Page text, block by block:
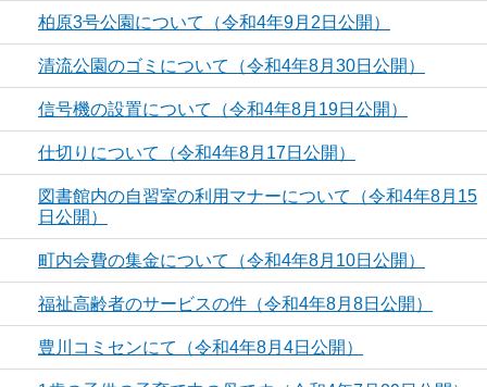
柏原3号公園について（令和4年9月2日公開）
清流公園のゴミについて（令和4年8月30日公開）
信号機の設置について（令和4年8月19日公開）
仕切りについて（令和4年8月17日公開）
図書館内の自習室の利用マナーについて（令和4年8月15
日公開）
町内会費の集金について（令和4年8月10日公開）
福祉高齢者のサービスの件（令和4年8月8日公開）
豊川コミセンにて（令和4年8月4日公開）